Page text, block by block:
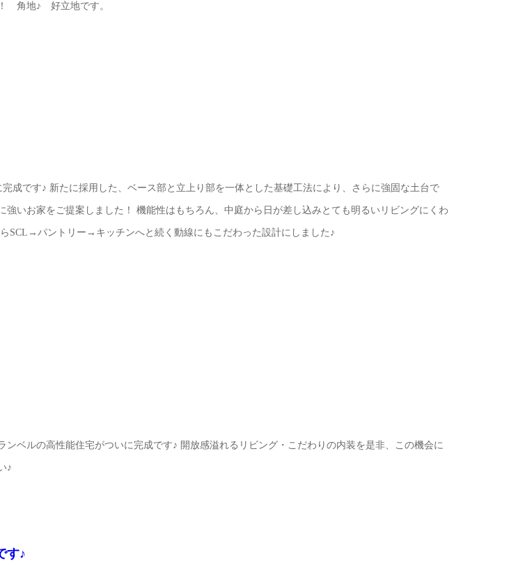
角地♪ 好立地です。
成です♪ 新たに採用した、ベース部と立上り部を一体とした基礎工法により、さらに強固な土台で
強いお家をご提案しました！ 機能性はもちろん、中庭から日が差し込みとても明るいリビングにくわ
SCL→パントリー→キッチンへと続く動線にもこだわった設計にしました♪
ンベルの高性能住宅がついに完成です♪ 開放感溢れるリビング・こだわりの内装を是非、この機会に
♪
す♪